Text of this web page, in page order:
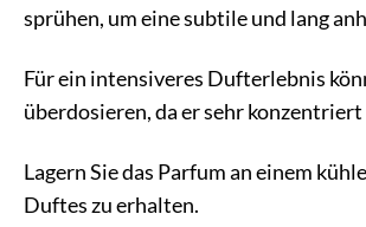
sprühen, um eine subtile und lang
Für ein intensiveres Dufterlebnis
überdosieren, da er sehr konzentriert
Lagern Sie das Parfum an einem
Duftes zu erhalten.